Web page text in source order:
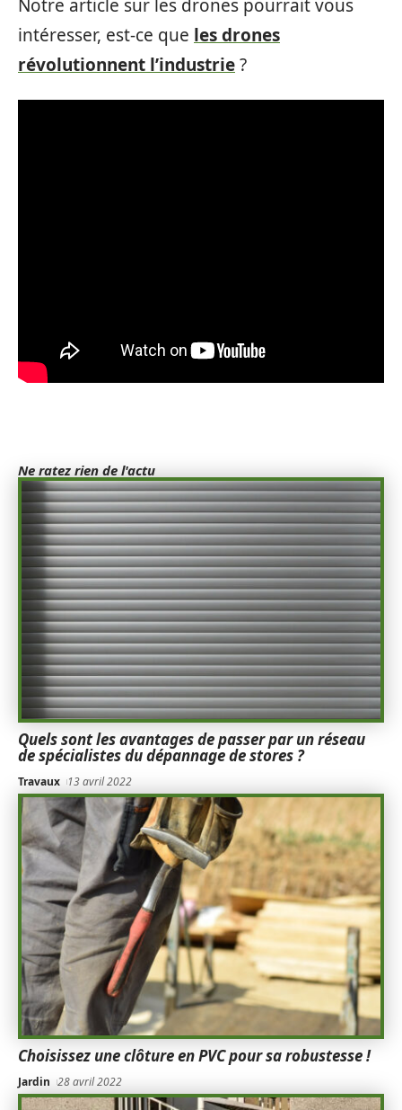
Notre article sur les drones pourrait vous
intéresser, est-ce que les drones
révolutionnent l’industrie?
Ne ratez rien de l'actu
Quels sont les avantages de passer par un réseau
de spécialistes du dépannage de stores ?
Travaux 13 avril 2022
Choisissez une clôture en PVC pour sa robustesse !
Jardin 28 avril 2022